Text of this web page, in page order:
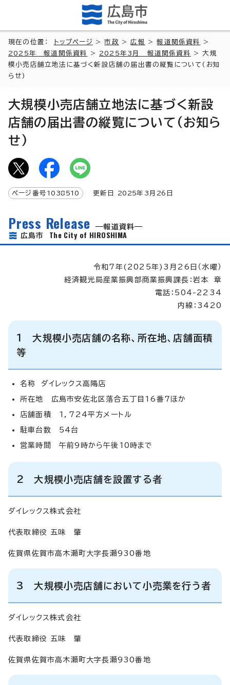
現在の位置： トップページ >市政 >広報 >報道関係資料
>
2025年 報道関係資料
> 2025年3月 報道関係資料
> 大規
模小売店舗立地法に基づく新設店舗の届出書の縦覧について(お知
らせ)
大規模小売店舗立地法に基づく新設
店舗の届出書の縦覧について(お知ら
せ)
ページ番号 1038510 更新日 2025年3月 26 日
Press Release
報道資料
広島市 The City of HIROSHIMA
令和7年(2025年)3月26日（水曜）
経済観光局産業振興部商業振興課長：岩本 章
電話：504-2234
内線：3420
1 大規模小売店舗の名称、所在地、店舗面積
等
名称 ダイレックス高陽店
所在地 広島市安佐北区落合五丁目16番7ほか
店舗面積 1，724平方メートル
駐車台数 54台
営業時間 午前9時から午後10時まで
2 大規模小売店舗を設置する者
ダイレックス株式会社
代表取締役 五味 肇
佐賀県佐賀市高木瀬町大字長瀬930番地
3 大規模小売店舗において小売業を行う者
ダイレックス株式会社
代表取締役 五味 肇
佐賀県佐賀市高木瀬町大字長瀬930番地